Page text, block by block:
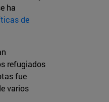
ha
de
refugiados
fue
varios